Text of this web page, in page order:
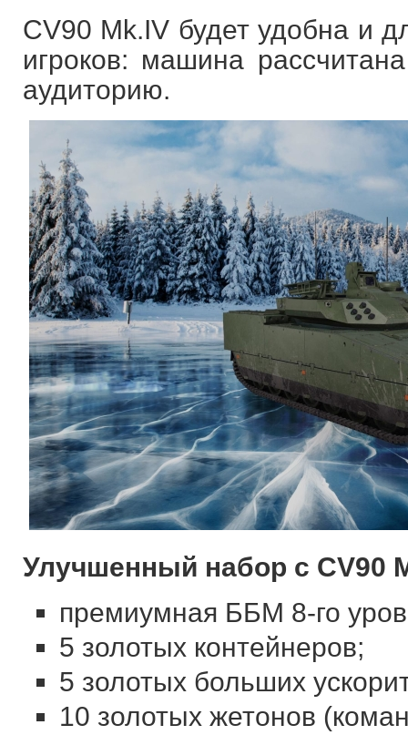
CV90 Mk.IV будет удобна и
игроков: машина
аудиторию.
Улучшенный набор с CV90
премиумная ББМ 8-го
5 золотых контейнеров;
5 золотых больших
10 золотых жетонов